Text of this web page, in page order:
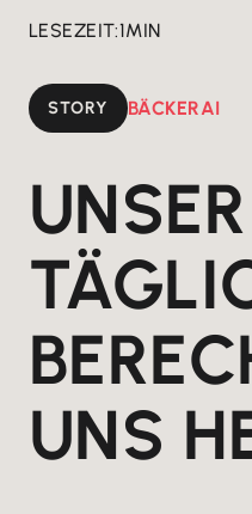
LESEZEIT:1MIN
STORY BÄCKERAI
UNSER
UNS